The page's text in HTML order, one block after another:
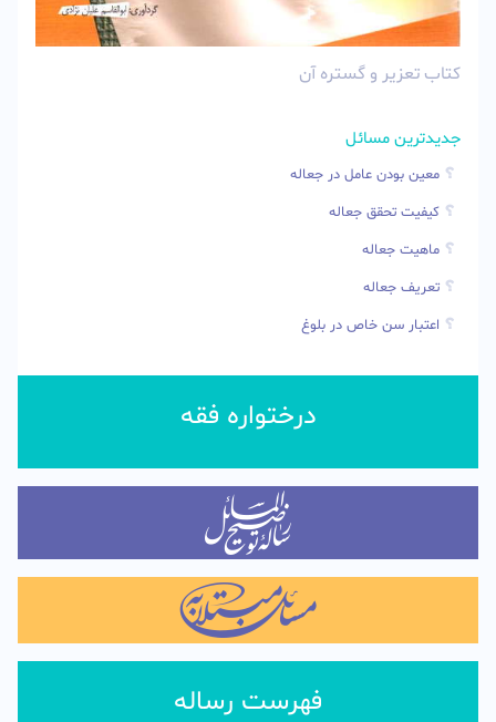
کتاب تعزیر و گستره آن
جدیدترین مسائل
معین بودن عامل در جعاله
کیفیت تحقق جعاله
ماهیت جعاله
تعریف جعاله
اعتبار سن خاص در بلوغ
درختواره فقه
فهرست رساله